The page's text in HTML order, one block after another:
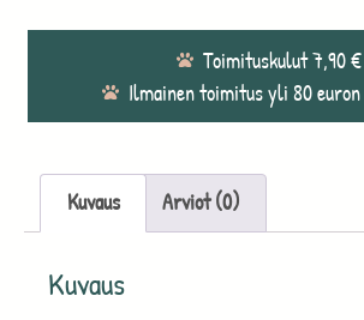
Toimituskulut 7,90 €
Ilmainen toimitus yli 80
Kuvaus Arviot (0)
Kuvaus